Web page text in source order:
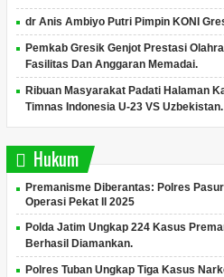
dr Anis Ambiyo Putri Pimpin KONI
Pemkab Gresik Genjot Prestasi
Fasilitas Dan Anggaran Memadai.
Ribuan Masyarakat Padati Halaman
Timnas Indonesia U-23 VS Uzbekistan.
Hukum
Premanisme Diberantas: Polres
Operasi Pekat II 2025
Polda Jatim Ungkap 224 Kasus
Berhasil Diamankan.
Polres Tuban Ungkap Tiga Kasus